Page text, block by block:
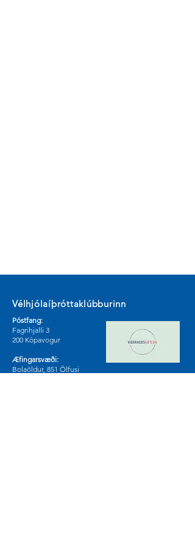
Vélhjólaíþróttaklúbburinn
Póstfang:
Fagrihjalli 3
200 Kópavogur
Æfingarsvæði:
Bolaöldur, 851 Ölfusi